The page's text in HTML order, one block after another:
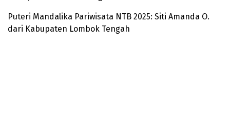
Puteri Mandalika Pariwisata NTB 2025: Siti Amanda O.
dari Kabupaten Lombok Tengah